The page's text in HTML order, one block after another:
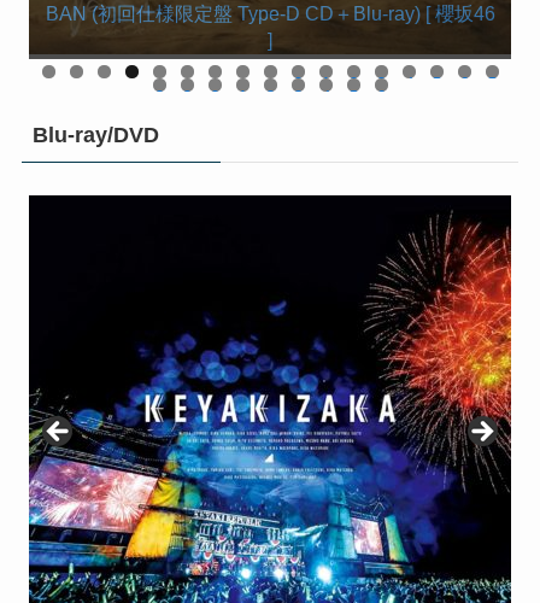
BAN (初回仕様限定盤 Type-A CD＋Blu-ray) [ 櫻坂46 ]
BAN (初回仕様限定盤 Type-B CD＋Blu-ray) [ 櫻坂46 ]
BAN (初回仕様限定盤 Type-C CD＋Blu-ray) [ 櫻坂46
]
BAN (初回仕様限定盤 Type-D CD＋Blu-ray) [ 櫻坂46
]
【楽天ブックス限定先着特典】BAN (通常盤)(ステッ
カー(楽天ブックス絵柄)) [ 櫻坂46 ]
0 1 2 3 4 5 6 7
8 9 0 1 2 3 4 5 6
Blu-ray/DVD